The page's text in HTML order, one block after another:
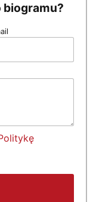
biogramu?